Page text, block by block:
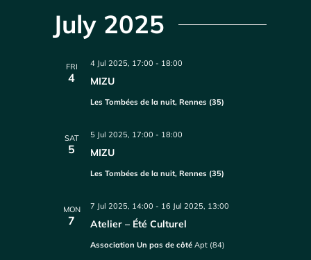
July 2025
FRI
4 MIZU
4 Jul 2025, 17:00 - 18:00
Les Tombées de la nuit, Rennes (35)
SAT
5 MIZU
5 Jul 2025, 17:00 - 18:00
Les Tombées de la nuit, Rennes (35)
MON
7 Atelier – Été Culturel
7 Jul 2025, 14:00 - 16 Jul 2025, 13:00
Association Un pas de côtéApt (84)